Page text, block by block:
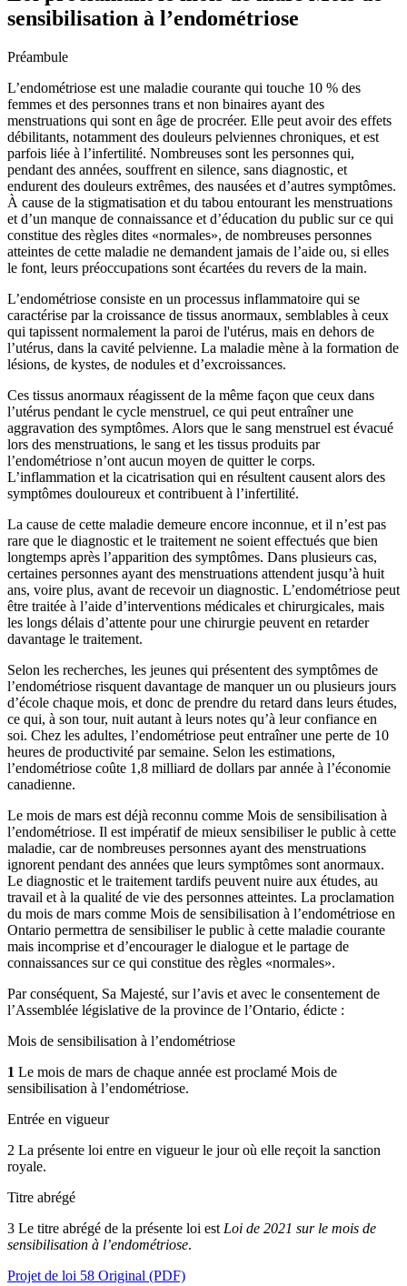
sensibilisation à l’endométriose
Préambule
L’endométriose est une maladie courante qui touche 10 % des
femmes et des personnes trans et non binaires ayant des
menstruations qui sont en âge de procréer. Elle peut avoir des effets
débilitants, notamment des douleurs pelviennes chroniques, et est
parfois liée à l’infertilité. Nombreuses sont les personnes qui,
pendant des années, souffrent en silence, sans diagnostic, et
endurent des douleurs extrêmes, des nausées et d’autres symptômes.
À cause de la stigmatisation et du tabou entourant les menstruations
et d’un manque de connaissance et d’éducation du public sur ce qui
constitue des règles dites «normales», de nombreuses personnes
atteintes de cette maladie ne demandent jamais de l’aide ou, si elles
le font, leurs préoccupations sont écartées du revers de la main.
L’endométriose consiste en un processus inflammatoire qui se
caractérise par la croissance de tissus anormaux, semblables à ceux
qui tapissent normalement la paroi de l'utérus, mais en dehors de
l’utérus, dans la cavité pelvienne. La maladie mène à la formation de
lésions, de kystes, de nodules et d’excroissances.
Ces tissus anormaux réagissent de la même façon que ceux dans
l’utérus pendant le cycle menstruel, ce qui peut entraîner une
aggravation des symptômes. Alors que le sang menstruel est évacué
lors des menstruations, le sang et les tissus produits par
l’endométriose n’ont aucun moyen de quitter le corps.
L’inflammation et la cicatrisation qui en résultent causent alors des
symptômes douloureux et contribuent à l’infertilité.
La cause de cette maladie demeure encore inconnue, et il n’est pas
rare que le diagnostic et le traitement ne soient effectués que bien
longtemps après l’apparition des symptômes. Dans plusieurs cas,
certaines personnes ayant des menstruations attendent jusqu’à huit
ans, voire plus, avant de recevoir un diagnostic. L’endométriose peut
être traitée à l’aide d’interventions médicales et chirurgicales, mais
les longs délais d’attente pour une chirurgie peuvent en retarder
davantage le traitement.
Selon les recherches, les jeunes qui présentent des symptômes de
l’endométriose risquent davantage de manquer un ou plusieurs jours
d’école chaque mois, et donc de prendre du retard dans leurs études,
ce qui, à son tour, nuit autant à leurs notes qu’à leur confiance en
soi. Chez les adultes, l’endométriose peut entraîner une perte de 10
heures de productivité par semaine. Selon les estimations,
l’endométriose coûte 1,8 milliard de dollars par année à l’économie
canadienne.
Le mois de mars est déjà reconnu comme Mois de sensibilisation à
l’endométriose. Il est impératif de mieux sensibiliser le public à cette
maladie, car de nombreuses personnes ayant des menstruations
ignorent pendant des années que leurs symptômes sont anormaux.
Le diagnostic et le traitement tardifs peuvent nuire aux études, au
travail et à la qualité de vie des personnes atteintes. La proclamation
du mois de mars comme Mois de sensibilisation à l’endométriose en
Ontario permettra de sensibiliser le public à cette maladie courante
mais incomprise et d’encourager le dialogue et le partage de
connaissances sur ce qui constitue des règles «normales».
Par conséquent, Sa Majesté, sur l’avis et avec le consentement de
l’Assemblée législative de la province de l’Ontario, édicte :
Mois de sensibilisation à l’endométriose
1 Le mois de mars de chaque année est proclamé Mois de
sensibilisation à l’endométriose.
Entrée en vigueur
2 La présente loi entre en vigueur le jour où elle reçoit la sanction
royale.
Titre abrégé
3 Le titre abrégé de la présente loi est Loi de 2021 sur le mois de
sensibilisation à l’endométriose.
Projet de loi 58 Original (PDF)